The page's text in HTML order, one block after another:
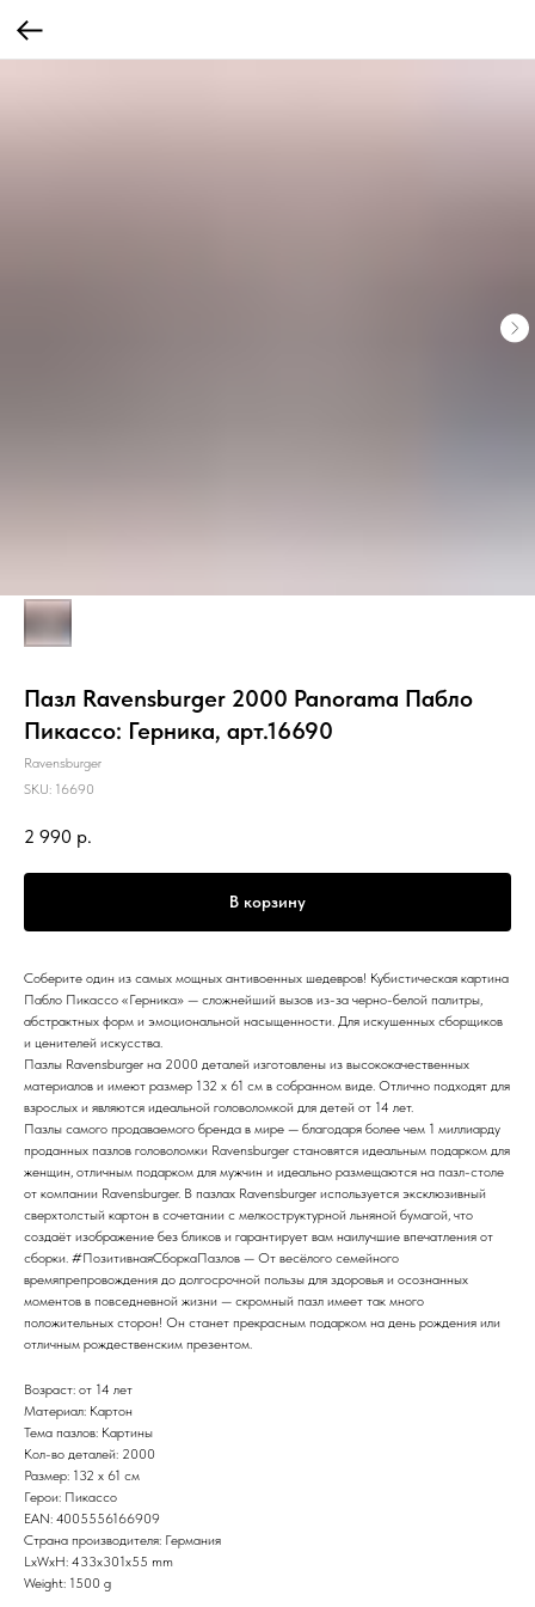
Пазл Ravensburger 2000 Panorama Пабло
Пикассо: Герника, арт.16690
Ravensburger
SKU: 16690
2 990 р.
В корзину
Соберите один из самых мощных антивоенных шедевров! Кубистическая картина
Пабло Пикассо «Герника» — сложнейший вызов из-за черно-белой палитры,
абстрактных форм и эмоциональной насыщенности. Для искушенных сборщиков
и ценителей искусства.
Пазлы Ravensburger на 2000 деталей изготовлены из высококачественных
материалов и имеют размер 132 x 61 см в собранном виде. Отлично подходят для
взрослых и являются идеальной головоломкой для детей от 14 лет.
Пазлы самого продаваемого бренда в мире — благодаря более чем 1 миллиарду
проданных пазлов головоломки Ravensburger становятся идеальным подарком для
женщин, отличным подарком для мужчин и идеально размещаются на пазл-столе
от компании Ravensburger. В пазлах Ravensburger используется эксклюзивный
сверхтолстый картон в сочетании с мелкоструктурной льняной бумагой, что
создаёт изображение без бликов и гарантирует вам наилучшие впечатления от
сборки. #ПозитивнаяСборкаПазлов — От весёлого семейного
времяпрепровождения до долгосрочной пользы для здоровья и осознанных
моментов в повседневной жизни — скромный пазл имеет так много
положительных сторон! Он станет прекрасным подарком на день рождения или
отличным рождественским презентом.
Возраст: от 14 лет
Материал: Картон
Тема пазлов: Картины
Кол-во деталей: 2000
Размер: 132 x 61 см
Герои: Пикассо
EAN: 4005556166909
Страна производителя: Германия
LxWxH: 433x301x55 mm
Weight: 1500 g